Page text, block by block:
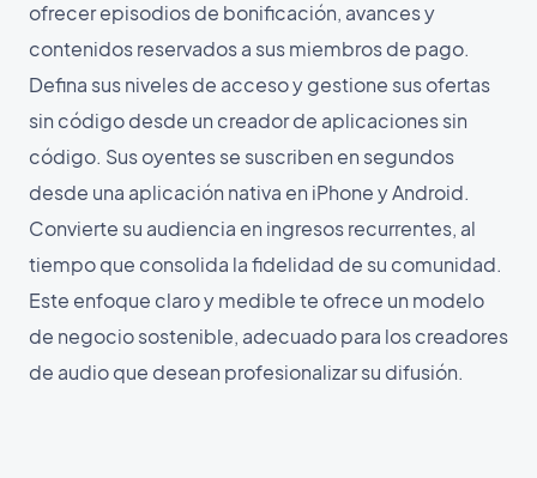
ofrecer episodios de bonificación, avances y
contenidos reservados a sus miembros de pago.
Defina sus niveles de acceso y gestione sus ofertas
sin código desde un creador de aplicaciones sin
código. Sus oyentes se suscriben en segundos
desde una aplicación nativa en iPhone y Android.
Convierte su audiencia en ingresos recurrentes, al
tiempo que consolida la fidelidad de su comunidad.
Este enfoque claro y medible te ofrece un modelo
de negocio sostenible, adecuado para los creadores
de audio que desean profesionalizar su difusión.